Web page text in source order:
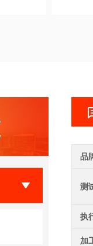
品
测
执
加